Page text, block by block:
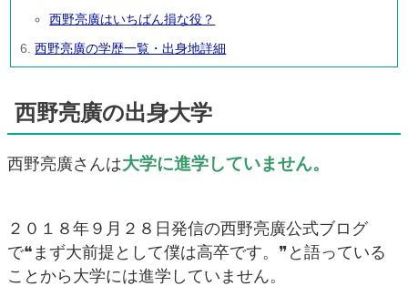
西野亮廣はいちばん損な役？
西野亮廣の学歴一覧・出身地詳細
西野亮廣の出身大学
西野亮廣さんは大学に進学していません。
２０１８年９月２８日発信の西野亮廣公式ブログ
で❝まず大前提として僕は高卒です。❞と語っている
ことから大学には進学していません。